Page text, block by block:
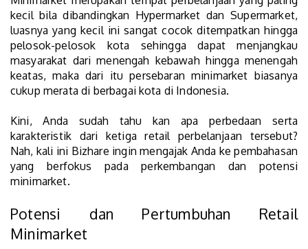
kecil bila dibandingkan Hypermarket dan Supermarket,
luasnya yang kecil ini sangat cocok ditempatkan hingga
pelosok-pelosok kota sehingga dapat menjangkau
masyarakat dari menengah kebawah hingga menengah
keatas, maka dari itu persebaran minimarket biasanya
cukup merata di berbagai kota di Indonesia.
Kini, Anda sudah tahu kan apa perbedaan serta
karakteristik dari ketiga retail perbelanjaan tersebut?
Nah, kali ini Bizhare ingin mengajak Anda ke pembahasan
yang berfokus pada perkembangan dan potensi
minimarket.
Potensi dan Pertumbuhan Retail
Minimarket